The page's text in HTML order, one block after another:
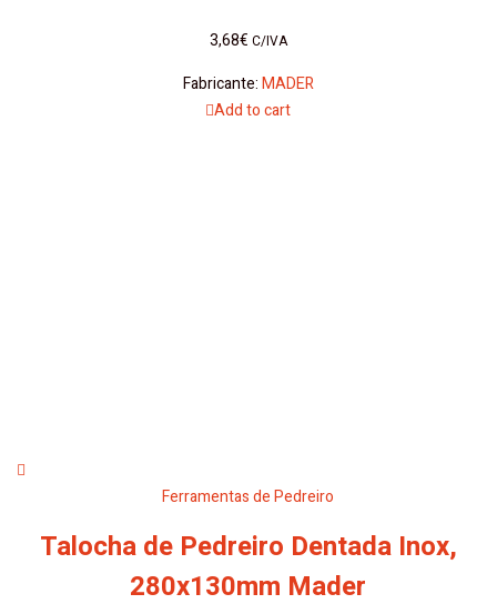
3,68€ C/IVA
Fabricante:MADER
Add to cart
Ferramentas de Pedreiro
Talocha de Pedreiro Dentada Inox,
280x130mm Mader